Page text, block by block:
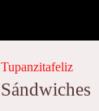
Tupanzitafeliz
Sándwiches